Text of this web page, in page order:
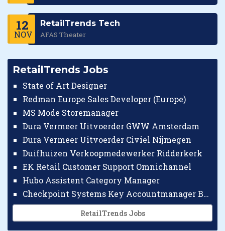
12
NOV
RetailTrends Tech
AFAS Theater
RetailTrends Jobs
State of Art Designer
Redman Europe Sales Developer (Europe)
MS Mode Storemanager
Dura Vermeer Uitvoerder GWW Amsterdam
Dura Vermeer Uitvoerder Civiel Nijmegen
Duifhuizen Verkoopmedewerker Ridderkerk
EK Retail Customer Support Omnichannel
Hubo Assistent Category Manager
Checkpoint Systems Key Accountmanager Benelux
RetailTrends Jobs